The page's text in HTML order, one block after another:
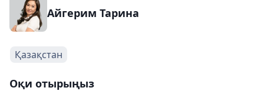
Айгерим Тарина
Қазақстан
Оқи отырыңыз